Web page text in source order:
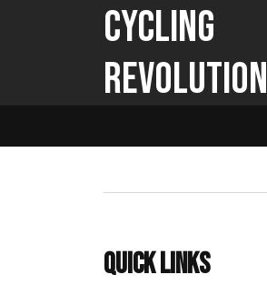
Cycling
Revolution
Quick links